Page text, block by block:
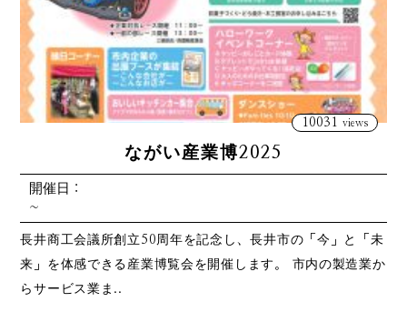
10031 views
ながい産業博2025
開催日：
~
長井商工会議所創立50周年を記念し、長井市の「今」と「未
来」を体感できる産業博覧会を開催します。 市内の製造業か
らサービス業ま..